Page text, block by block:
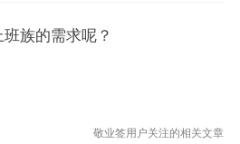
族的需求呢？
敬业签用户关注的相关文章